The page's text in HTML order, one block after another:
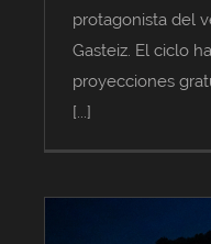
protagonista del
Gasteiz. El ciclo
proyecciones
[...]